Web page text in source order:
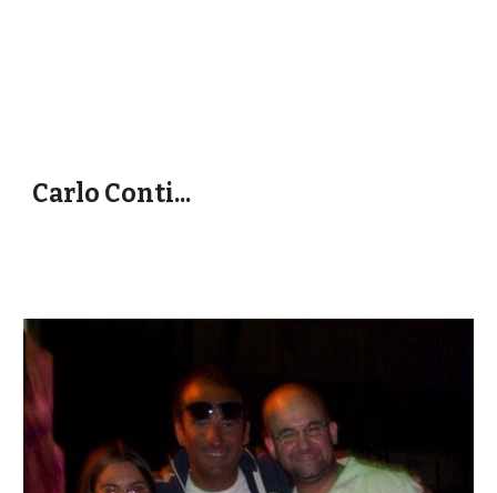
Carlo Conti...